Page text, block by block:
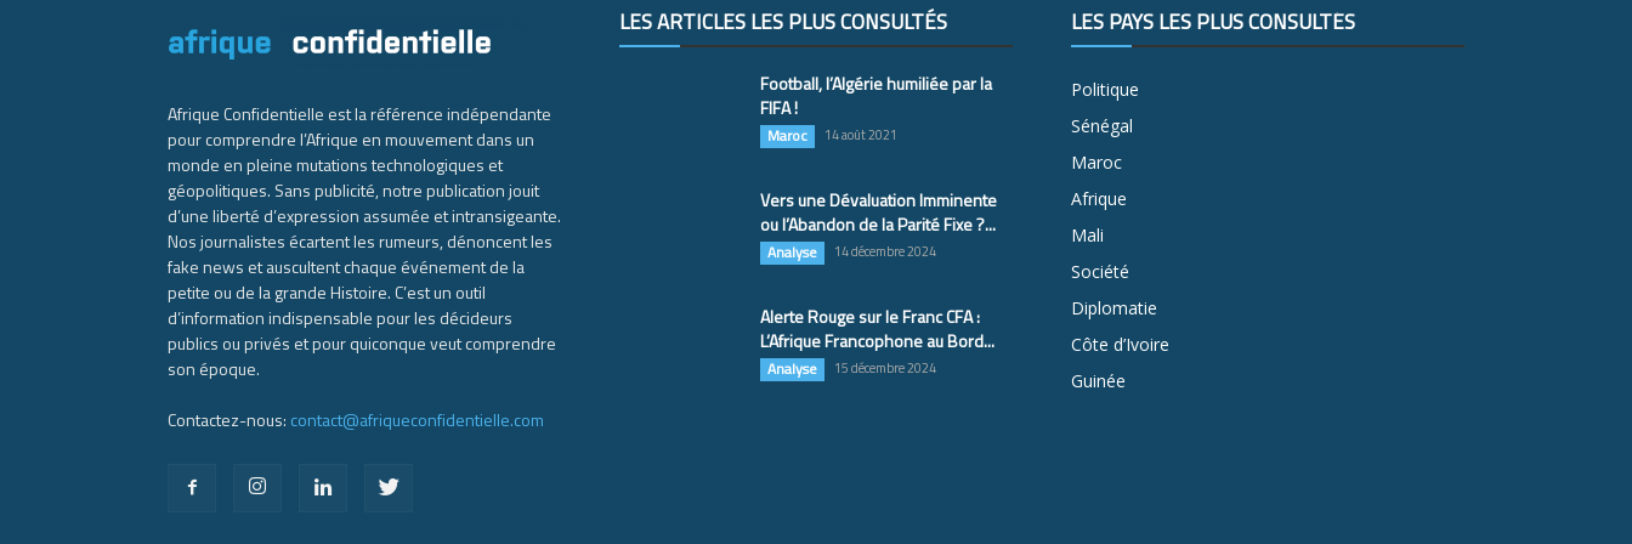
Afrique Confidentielle est la référence indépendante
pour comprendre l’Afrique en mouvement dans un
monde en pleine mutations technologiques et
géopolitiques. Sans publicité, notre publication jouit
d’une liberté d’expression assumée et intransigeante.
Nos journalistes écartent les rumeurs, dénoncent les
fake news et auscultent chaque événement de la
petite ou de la grande Histoire. C’est un outil
d’information indispensable pour les décideurs
publics ou privés et pour quiconque veut comprendre
son époque.
Contactez-nous: contact@afriqueconfidentielle.com
LES ARTICLES LES PLUS CONSULTÉS
Football, l’Algérie humiliée par la
FIFA !
Maroc 14 août 2021
Vers une Dévaluation Imminente
ou l’Abandon de la Parité Fixe ?...
Analyse 14 décembre 2024
Alerte Rouge sur le Franc CFA :
L’Afrique Francophone au Bord...
Analyse 15 décembre 2024
LES PAYS LES PLUS CONSULTÉS
Politique
Sénégal
Maroc
Afrique
Mali
Société
Diplomatie
Côte d’Ivoire
Guinée